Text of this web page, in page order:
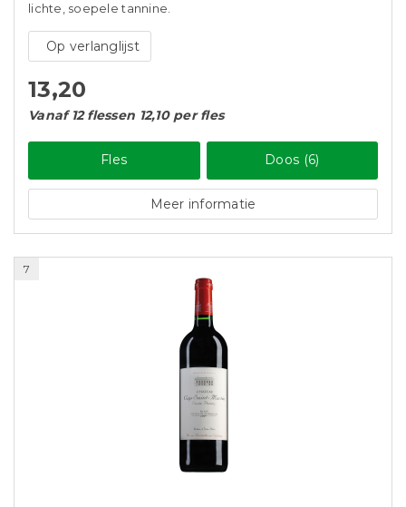
lichte, soepele tannine.
Op verlanglijst
13,20
Vanaf 12 flessen 12,10 per fles
Fles Doos (6)
Meer informatie
7